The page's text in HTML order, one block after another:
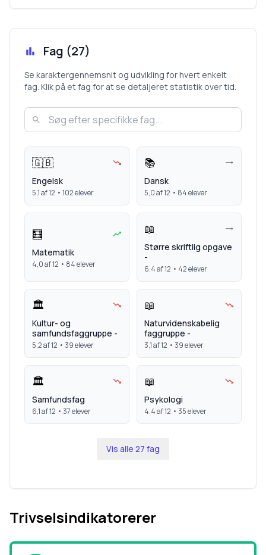
Fag (27)
Se karaktergennemsnit og udvikling for hvert enkelt
fag. Klik på et fag for at se detaljeret statistik over tid.
🇬🇧
Engelsk
5,1af 12 • 102elever
📚
Dansk
5,0af 12 • 84elever
🧮
Matematik
4,0af 12 • 84elever
📖
Større skriftlig opgave
-
6,4af 12 • 42elever
🏛️
Kultur- og
samfundsfaggruppe -
5,2af 12 • 39elever
📖
Naturvidenskabelig
faggruppe -
3,1af 12 • 39elever
🏛️
Samfundsfag
6,1af 12 • 37elever
📖
Psykologi
4,4af 12 • 35elever
Vis alle 27 fag
Trivselsindikatorerer